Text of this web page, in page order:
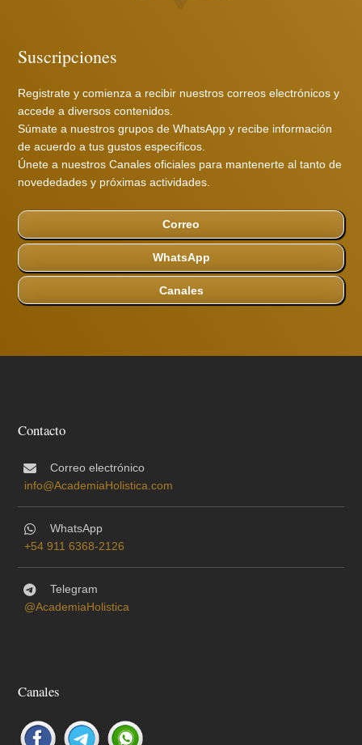
Suscripciones
Registrate y comienza a recibir nuestros correos electrónicos y
accede a diversos contenidos.
Súmate a nuestros grupos de WhatsApp y recibe información
de acuerdo a tus gustos específicos.
Únete a nuestros Canales oficiales para mantenerte al tanto de
novededades y próximas actividades.
Correo
WhatsApp
Canales
Contacto
Correo electrónico
info@AcademiaHolistica.com
WhatsApp
+54 911 6368-2126
Telegram
@AcademiaHolistica
Canales